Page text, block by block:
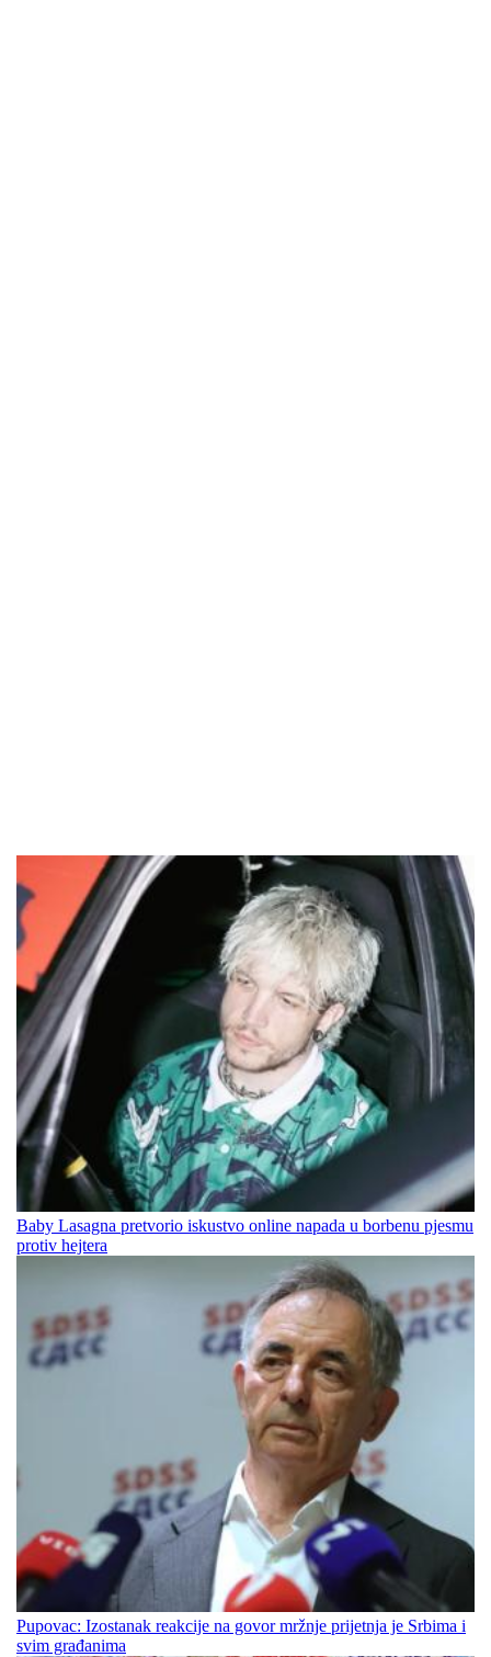
Baby Lasagna pretvorio iskustvo online napada u borbenu pjesmu
protiv hejtera
Pupovac: Izostanak reakcije na govor mržnje prijetnja je Srbima i
svim građanima